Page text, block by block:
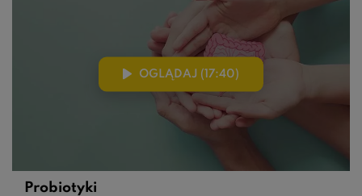
OGLĄDAJ (17:40)
Probiotyki